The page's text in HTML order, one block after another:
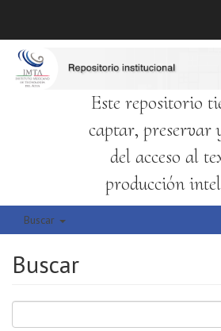
Este repositorio
captar, preservar
del acceso al
producción
Buscar
Buscar